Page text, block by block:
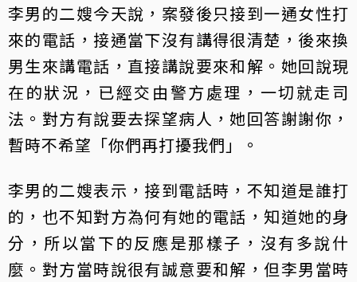
李男的二嫂今天說，案發後只接到一通女性打
來的電話，接通當下沒有講得很清楚，後來換
男生來講電話，直接講說要來和解。她回說現
在的狀況，已經交由警方處理，一切就走司
法。對方有說要去探望病人，她回答謝謝你，
暫時不希望「你們再打擾我們」。
李男的二嫂表示，接到電話時，不知道是誰打
的，也不知對方為何有她的電話，知道她的身
分，所以當下的反應是那樣子，沒有多說什
麼。對方當時說很有誠意要和解，但李男當時